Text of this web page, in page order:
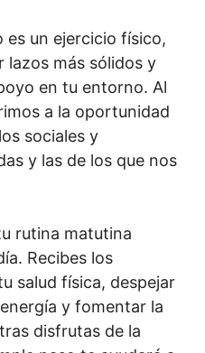
es un ejercicio físico,
lazos más sólidos y
en tu entorno. Al
a la oportunidad
sociales y
y las de los que nos
rutina matutina
Recibes los
salud física, despejar
y fomentar la
disfrutas de la